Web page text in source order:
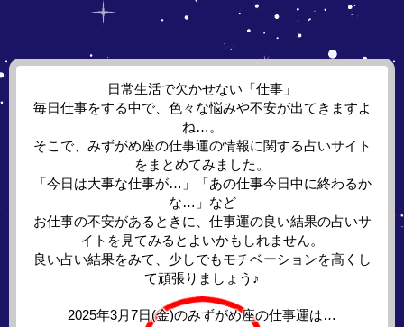
日常生活で欠かせない「仕事」
毎日仕事をする中で、色々な悩みや不安が出てきますよ
ね…。
そこで、みずがめ座の仕事運の情報に関する占いサイト
をまとめてみました。
「今日は大事な仕事が…」「あの仕事今日中に終わるか
な…」など
お仕事の不安があるときに、仕事運の良い結果の占いサ
イトを見てみるとよいかもしれません。
良い占い結果をみて、少しでもモチベーションを高くし
て頑張りましょう♪
2025年3月7日(金)のみずがめ座の仕事運は…